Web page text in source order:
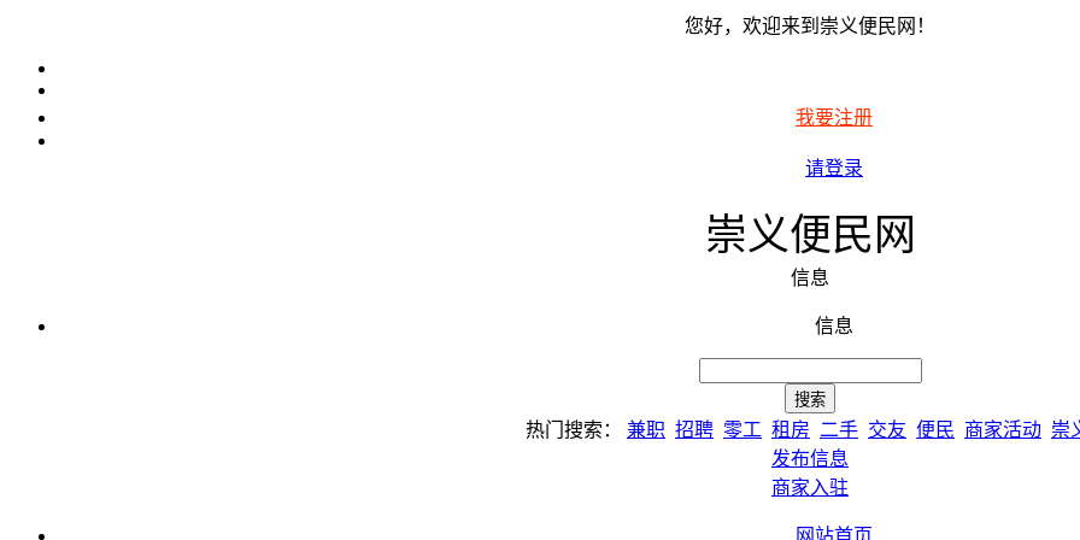
您好，欢迎来到崇义便民网！
我要注册
请登录
崇义便民网
信息
信息
热门搜索： 兼职 招聘 零工 租房 二手 交友 便民 商家活动 崇
发布信息
商家入驻
网站首页